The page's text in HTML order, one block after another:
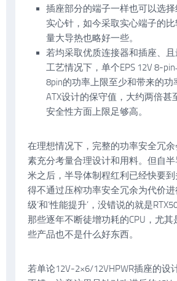
插座部分的端子一样也可以选择
实心针，如今采取实心端子的
量大导热也略好一些。
若均采取优质连接器和插座、
工艺情况下，单个EPS 12V 8-
8pin的功率上限至少和带来的功
ATX设计的保守值，大约两倍甚
安全性方面上限足够高。
在理想情况下，完整的功率安全冗
素充分考量合理设计和用料。但自
米之后，半导体制程红利已经快要
得不通过压榨功率安全冗余为代价进
级’和‘性能提升’，没错说的就是
那些逐年不断徒增功耗的CPU，尤
些产品也不是什么好东西。
若单论12V-2×6/12VHPWR插座的设